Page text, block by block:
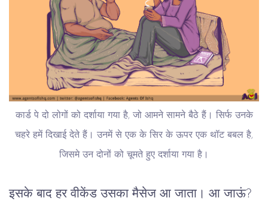
कार्ड पे दो लोगों को दर्शाया गया है, जो आमने सामने बैठे हैं। सिर्फ उनके
चहरे हमें दिखाई देते हैं। उनमें से एक के सिर के ऊपर एक थॉट बबल है,
जिसमे उन दोनों को चूमते हुए दर्शाया गया है।
इसके बाद हर वीकेंड उसका मैसेज आ जाता। आ जाऊं?